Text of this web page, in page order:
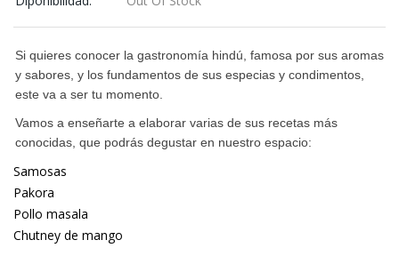
Si quieres conocer la gastronomía hindú, famosa por sus aromas
y sabores, y los fundamentos de sus especias y condimentos,
este va a ser tu momento.
Vamos a enseñarte a elaborar varias de sus recetas más
conocidas, que podrás degustar en nuestro espacio:
Samosas
Pakora
Pollo masala
Chutney de mango